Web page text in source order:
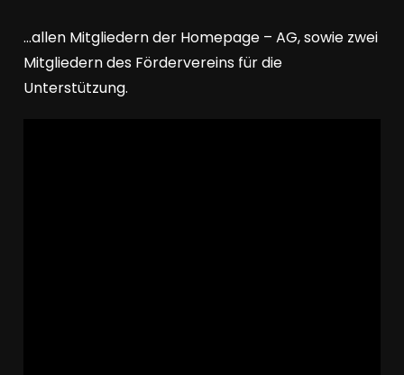
…allen Mitgliedern der Homepage – AG, sowie zwei
Mitgliedern des Fördervereins für die
Unterstützung.